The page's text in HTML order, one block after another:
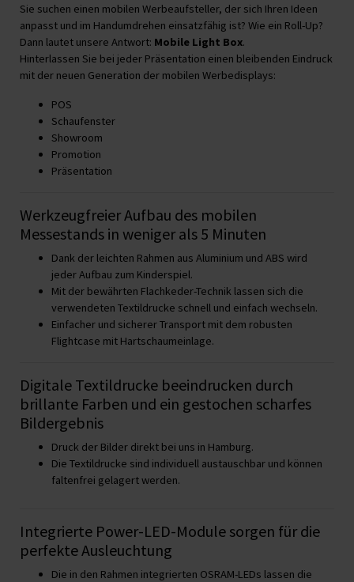
Sie suchen einen mobilen Werbeaufsteller, der sich Ihren Ideen
anpasst und im Handumdrehen einsatzfähig ist? Wie ein Roll-Up?
Dann lautet unsere Antwort: Mobile Light Box.
Hinterlassen Sie bei jeder Präsentation einen bleibenden Eindruck
mit der neuen Generation der mobilen Werbedisplays:
POS
Schaufenster
Showroom
Promotion
Präsentation
Werkzeugfreier Aufbau des mobilen
Messestands in weniger als 5 Minuten
Dank der leichten Rahmen aus Aluminium und ABS wird
jeder Aufbau zum Kinderspiel.
Mit der bewährten Flachkeder-Technik lassen sich die
verwendeten Textildrucke schnell und einfach wechseln.
Einfacher und sicherer Transport mit dem robusten
Flightcase mit Hartschaumeinlage.
Digitale Textildrucke beeindrucken durch
brillante Farben und ein gestochen scharfes
Bildergebnis
Druck der Bilder direkt bei uns in Hamburg.
Die Textildrucke sind individuell austauschbar und können
faltenfrei gelagert werden.
Integrierte Power-LED-Module sorgen für die
perfekte Ausleuchtung
Die in den Rahmen integrierten OSRAM-LEDs lassen die